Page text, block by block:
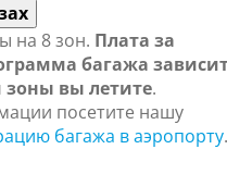
на 8 зон. Плата за
багажа
зоны вы летите.
посетите нашу
багажа в аэропорту.